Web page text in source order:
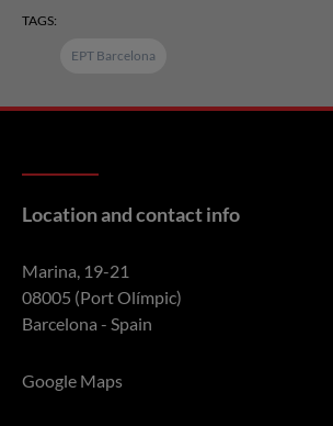
TAGS:
EPT Barcelona
Location and contact info
Marina, 19-21
08005 (Port Olímpic)
Barcelona - Spain
Google Maps